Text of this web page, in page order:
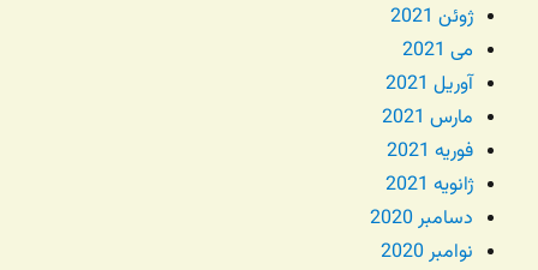
ژوئن 2021
می 2021
آوریل 2021
مارس 2021
فوریه 2021
ژانویه 2021
دسامبر 2020
نوامبر 2020